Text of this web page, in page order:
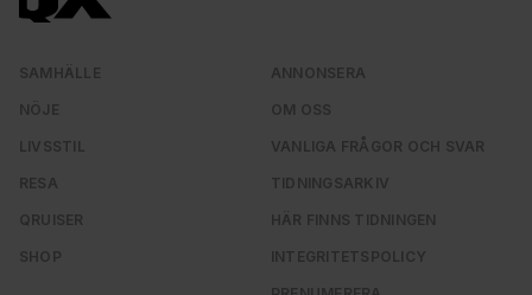
SAMHÄLLE
NÖJE
LIVSSTIL
RESA
QRUISER
SHOP
ANNONSERA
OM OSS
VANLIGA FRÅGOR OCH SVAR
TIDNINGSARKIV
HÄR FINNS TIDNINGEN
INTEGRITETSPOLICY